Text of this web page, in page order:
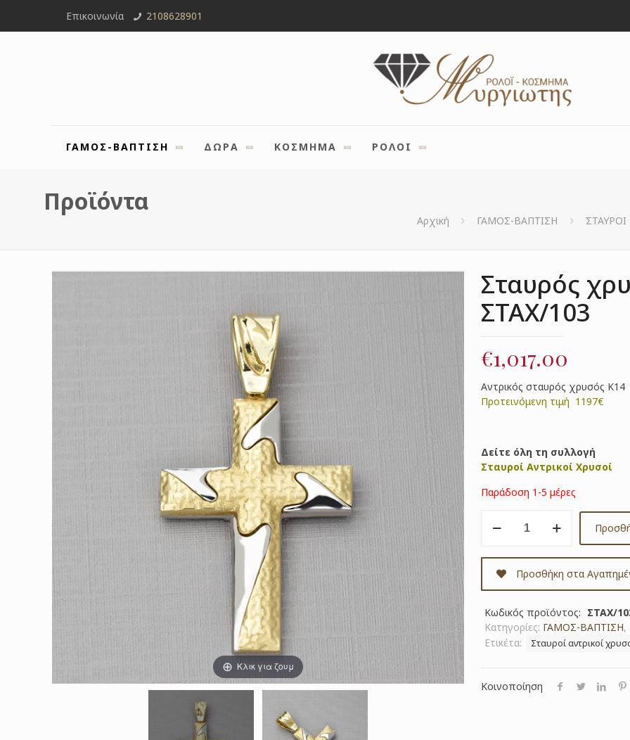
Επικοινωνία 2108628901
ΓΑΜΟΣ-ΒΑΠΤΙΣΗ ΔΩΡΑ ΚΟΣΜΗΜΑ ΡΟΛΟΙ
Προϊόντα
Αρχική ΓΑΜΟΣ-ΒΑΠΤΙΣΗ ΣΤΑΥΡΟΙ
Κλικ για ζουμ
Σταυρός
ΣΤΑΧ/103
€1,017.00
Αντρικός σταυρός χρυσός Κ14
Προτεινόμενη τιμή 1197€
Δείτε όλη τη συλλογή
Σταυροί Αντρικοί Χρυσοί
Παράδοση 1-5 μέρες
χρυσός
Κωδ.
ΣΤΑΧ/103
ποσότητα
Προσθήκη στα
Κωδικός προϊόντος: ΣΤΑΧ/
Κατηγορίες: ΓΑΜΟΣ-ΒΑΠΤΙΣΗ,
Ετικέτα:
Σταυροί αντρικοί
Κοινοποίηση